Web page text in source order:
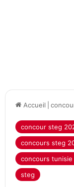
Accueil
concour steg
concours steg
concours
steg